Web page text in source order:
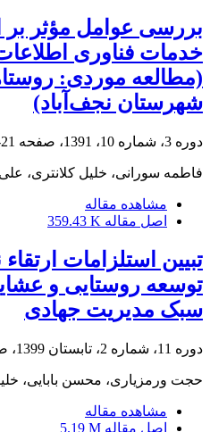
بررسی عوامل مؤثر بر
خدمات فناوری
(مطالعه موردی:
شهرستان نجف‌آباد)
دوره 3، شماره 10، 1391، صفحه 21-49
فاطمه سورانی، خلیل کلانتری،
مشاهده مقاله
اصل مقاله 359.43 K
تبیین استلزامات
توسعه روستایی و
سبک مدیریت جهادی
دوره 11، شماره 2، تابستان 1399، صفحه
حجت ورمزیاری، محسن بابایی،
مشاهده مقاله
اصل مقاله 5.19 M